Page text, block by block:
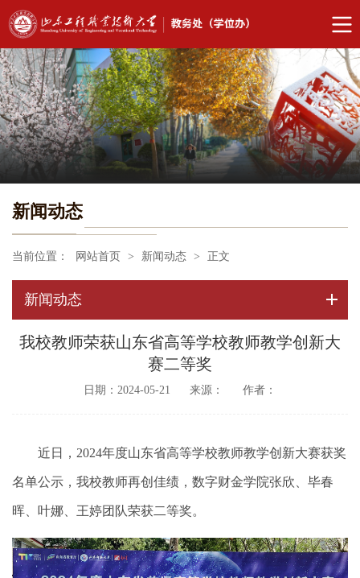
新闻动态
当前位置： 网站首页 > 新闻动态 > 正文
新闻动态
我校教师荣获山东省高等学校教师教学创新大
赛二等奖
日期：2024-05-21 来源： 作者：
近日，2024年度山东省高等学校教师教学创新大赛获奖
名单公示，我校教师再创佳绩，数字财金学院张欣、毕春
晖、叶娜、王婷团队荣获二等奖。